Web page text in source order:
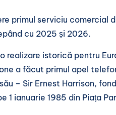
primul serviciu comercial
cu 2025 și 2026.
realizare istorică pentru
a făcut primul apel
– Sir Ernest Harrison,
1 ianuarie 1985 din Piața